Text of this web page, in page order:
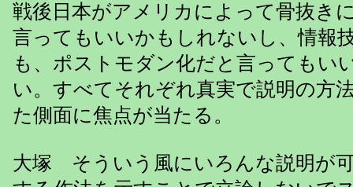
戦後日本がアメリカによって骨抜き
言ってもいいかもしれないし、情報
も、ポストモダン化だと言ってもい
い。すべてそれぞれ真実で説明の方
た側面に焦点が当たる。
大塚 そういう風にいろんな説明が